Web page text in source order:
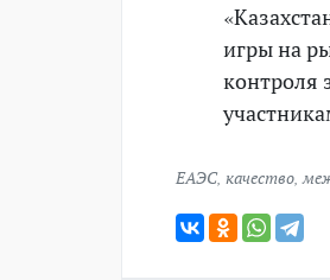
игры на
контроля
ЕАЭС, качество